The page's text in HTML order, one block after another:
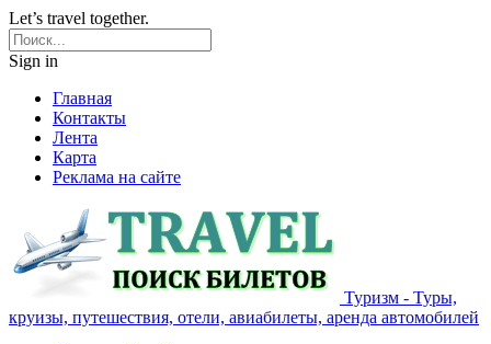
Let’s travel together.
Sign in
Главная
Контакты
Лента
Карта
Реклама на сайте
Туризм - Туры,
круизы, путешествия, отели, авиабилеты, аренда автомобилей